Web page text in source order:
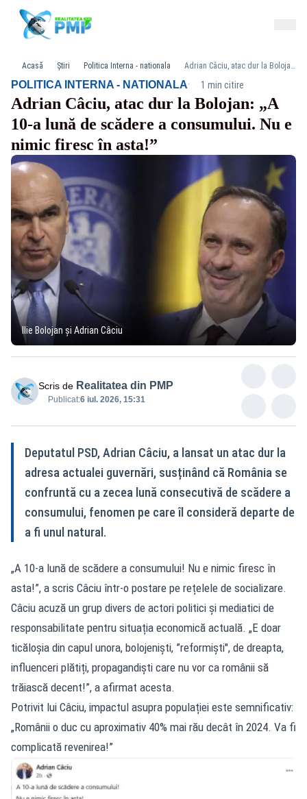
Acasă Știri Politica Interna - nationala Adrian Câciu, atac dur la Bolojan: „A 10-a lună de scădere a consumului. Nu e nimic firesc în asta!”
POLITICA INTERNA - NATIONALA· 1 min citire
Adrian Câciu, atac dur la Bolojan: „A
10-a lună de scădere a consumului. Nu e
nimic firesc în asta!”
Ilie Bolojan și Adrian Câciu
Scris de Realitatea din PMP
Publicat:6 iul. 2026, 15:31
Deputatul PSD, Adrian Câciu, a lansat un atac dur la
adresa actualei guvernări, susținând că România se
confruntă cu a zecea lună consecutivă de scădere a
consumului, fenomen pe care îl consideră departe de
a fi unul natural.
„A 10-a lună de scădere a consumului! Nu e nimic firesc în
asta!”, a scris Câciu într-o postare pe rețelele de socializare.
Câciu acuză un grup divers de actori politici și mediatici de
responsabilitate pentru situația economică actuală. „E doar
ticăloșia din capul unora, bolojeniști, ”reformiști", de dreapta,
influenceri plătiți, propagandiști care nu vor ca românii să
trăiască decent!”, a afirmat acesta.
Potrivit lui Câciu, impactul asupra populației este semnificativ:
„Românii o duc cu aproximativ 40% mai rău decât în 2024. Va fi
complicată revenirea!”